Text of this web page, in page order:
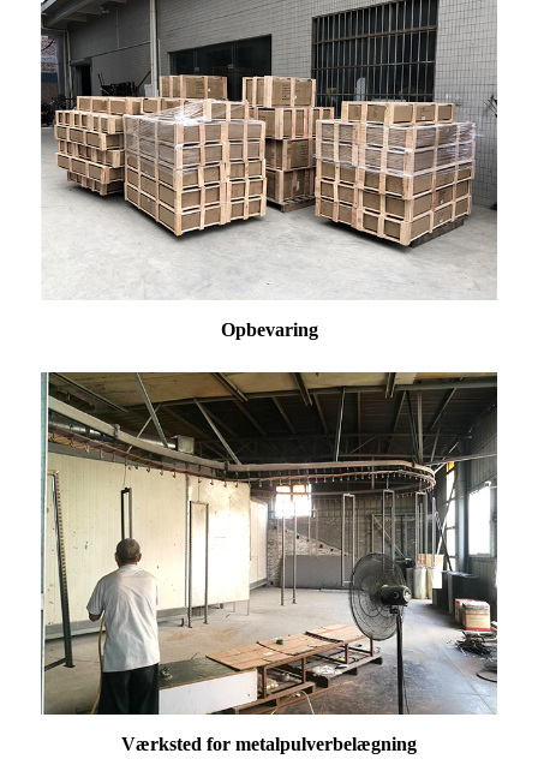
Opbevaring
Værksted for metalpulverbelægning